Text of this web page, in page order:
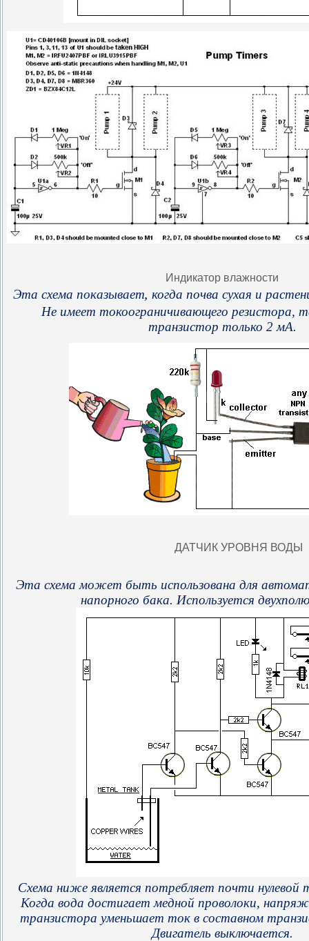
Индикатор влажности
Эта схема показывает, когда почва сухая и
Не имеет токоограничивающего резистора,
транзистор только 2мА.
ДАТЧИК УРОВНЯ ВОДЫ
Эта схема может быть использована для
напорного бака. Используется
Схема ниже является потребляет почти нулевой
Когда вода достигает медной проволоки,
транзистора уменьшает ток в составном
Двигатель выключается.